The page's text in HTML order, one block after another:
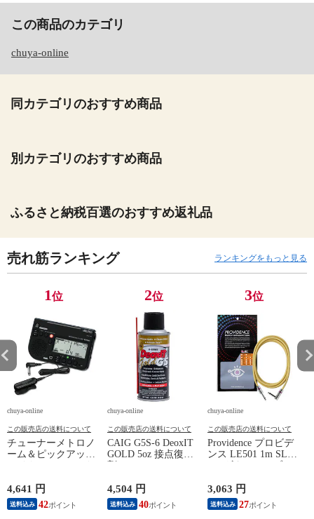
この商品のカテゴリ
chuya-online
同カテゴリのおすすめ商品
別カテゴリのおすすめ商品
ふるさと納税百選のおすすめ返礼品
売れ筋ランキング ランキングをもっと見る
1位
chuya-online
この販売店の送料について
チューナーメトロノ
ーム＆ピックアップ
スペシャルパック ブ
ラック
4,641 円
送料込み 42
2位
chuya-online
この販売店の送料について
CAIG G5S-6 DeoxIT
GOLD 5oz 接点復活
剤
4,504 円
送料込み 40
3位
chuya-online
この販売店の送料について
Providence プロビデ
ンス LE501 1m SL
YL ギターケーブル
3,063 円
送料込み 27